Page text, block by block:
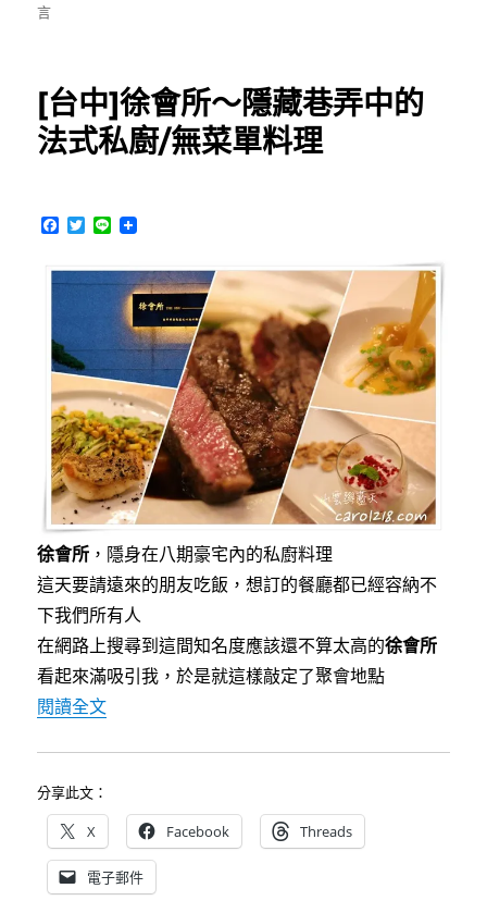
期:
的
裡
預
約
制
歐
法
私
廚〉
言
[台中]徐會所～隱藏巷弄中的
法式私廚/無菜單料理
F
e
k
T
t
L
e
徐會所 ，隱身在八期豪宅內的私廚料理
這天要請遠來的朋友吃飯，想訂的餐廳都已經容納不
下我們所有人
在網路上搜尋到這間知名度應該還不算太高的徐會所
看起來滿吸引我，於是就這樣敲定了聚會地點
閱讀全文〈[台中]徐會所～隱藏巷弄中的法式私廚/無菜單
分享此文：
X Facebook Threads
電子郵件